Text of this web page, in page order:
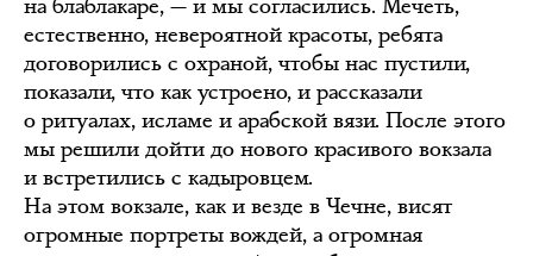
на блаблакаре, — и мы согласились. Мечеть,
естественно, невероятной красоты, ребята
договорились с охраной, чтобы нас пустили,
показали, что как устроено, и рассказали
о ритуалах, исламе и арабской вязи. После этого
мы решили дойти до нового красивого вокзала
и встретились с кадыровцем.
На этом вокзале, как и везде в Чечне, висят
огромные портреты вождей, а огромная